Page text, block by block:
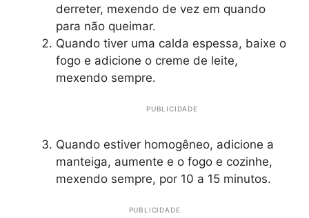
derreter, mexendo de vez em quando
para não queimar.
Quando tiver uma calda espessa, baixe o
fogo e adicione o creme de leite,
mexendo sempre.
PUBLICIDADE
Quando estiver homogêneo, adicione a
manteiga, aumente e o fogo e cozinhe,
mexendo sempre, por 10 a 15 minutos.
PUBLICIDADE